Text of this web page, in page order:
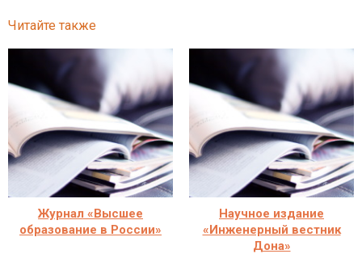
Читайте также
Журнал «Высшее
образование в России»
Научное издание
«Инженерный вестник
Дона»